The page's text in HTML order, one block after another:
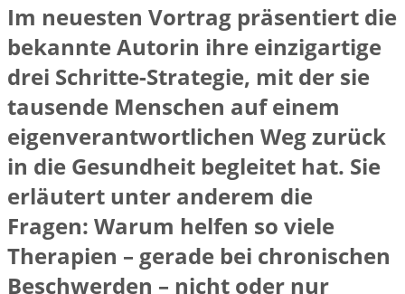
Im neuesten Vortrag präsentiert die
bekannte Autorin ihre einzigartige
drei Schritte-Strategie, mit der sie
tausende Menschen auf einem
eigenverantwortlichen Weg zurück
in die Gesundheit begleitet hat. Sie
erläutert unter anderem die
Fragen: Warum helfen so viele
Therapien – gerade bei chronischen
Beschwerden – nicht oder nur